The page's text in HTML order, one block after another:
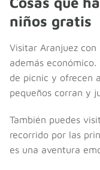
niños gratis
Visitar Aranjuez
además
de picnic y ofrecen
pequeños corran y
También puedes
recorrido por las
es una aventura